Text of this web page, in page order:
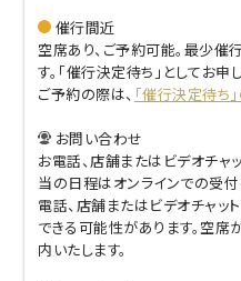
催行間近
空席あり、ご予約可能。最少
す。「催行決定待ち」としてお申
ご予約の際は、 「催行決定待ち
お問い合わせ
お電話、店舗またはビデオチャ
当の日程はオンラインでの受付
電話、店舗またはビデオチャ
できる可能性があります。空
内いたします。